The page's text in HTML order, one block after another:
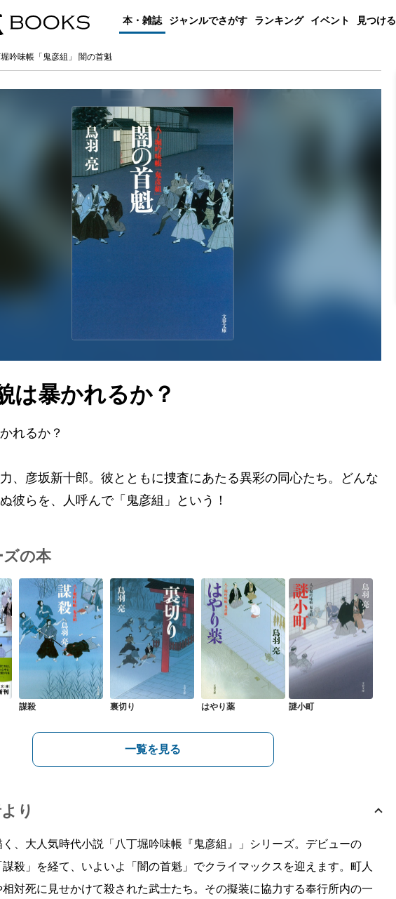
本・雑誌 ジャンルでさがす ランキング イベント 見つける
堀吟味帳「鬼彦組」 闇の首魁
は暴かれるか？
れるか？
、彦坂新十郎。彼とともに捜査にあたる異彩の同心たち。どんな
彼らを、人呼んで「鬼彦組」という！
ズの本
謀殺 裏切り はやり薬 謎小町
一覧を見る
り
、大人気時代小説「八丁堀吟味帳『鬼彦組』」シリーズ。デビューの
謀殺」を経て、いよいよ「闇の首魁」でクライマックスを迎えます。町人
相対死に見せかけて殺された武士たち。その擬装に協力する奉行所内の一